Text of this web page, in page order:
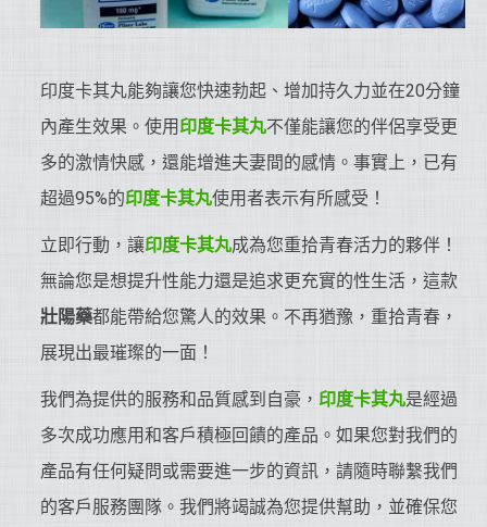
印度卡其丸能夠讓您快速勃起、增加持久力並在20分鐘
內產生效果。使用 印度卡其丸不僅能讓您的伴侶享受更
多的激情快感，還能增進夫妻間的感情。事實上，已有
超過95%的印度卡其丸使用者表示有所感受！
立即行動，讓印度卡其丸成為您重拾青春活力的夥伴！
無論您是想提升性能力還是追求更充實的性生活，這款
壯陽藥都能帶給您驚人的效果。不再猶豫，重拾青春，
展現出最璀璨的一面！
我們為提供的服務和品質感到自豪， 印度卡其丸是經過
多次成功應用和客戶積極回饋的產品。如果您對我們的
產品有任何疑問或需要進一步的資訊，請隨時聯繫我們
的客戶服務團隊。我們將竭誠為您提供幫助，並確保您